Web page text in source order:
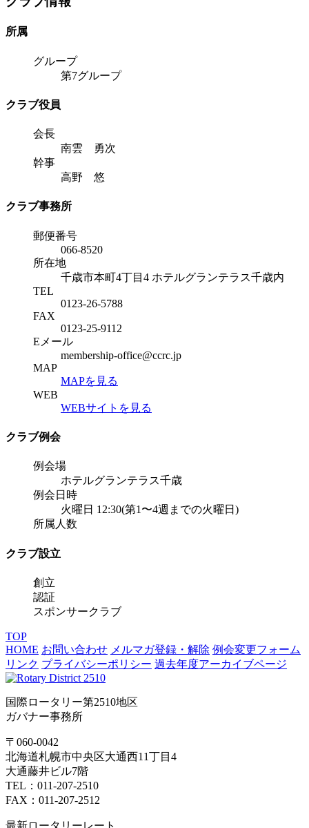
所属
グループ
第7グループ
クラブ役員
会長
南雲 勇次
幹事
高野 悠
クラブ事務所
郵便番号
066-8520
所在地
千歳市本町4丁目4 ホテルグランテラス千歳内
TEL
0123-26-5788
FAX
0123-25-9112
Eメール
membership-office@ccrc.jp
MAP
MAPを見る
WEB
WEBサイトを見る
クラブ例会
例会場
ホテルグランテラス千歳
例会日時
火曜日 12:30(第1〜4週までの火曜日)
所属人数
クラブ設立
創立
認証
スポンサークラブ
TOP
HOME お問い合わせ メルマガ登録・解除 例会変更フォーム
リンク プライバシーポリシー 過去年度アーカイブページ
国際ロータリー第2510地区
ガバナー事務所
〒060-0042
北海道札幌市中央区大通西11丁目4
大通藤井ビル7階
TEL：011-207-2510
FAX：011-207-2512
最新ロータリーレート